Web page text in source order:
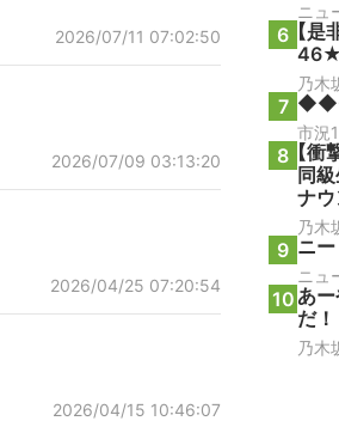
2026/07/11 07:02:50
2026/07/09 03:13:20
2026/04/25 07:20:54
2026/04/15 10:46:07
ニュ
6【是
乃木
7
市況1
8【衝
同
ナ
乃木
9 ニ
ニュ
10 あ
だ！
乃木